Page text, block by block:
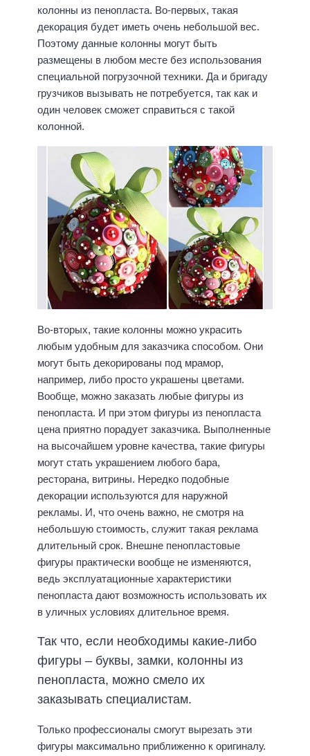
колонны из пенопласта. Во-первых, такая
декорация будет иметь очень небольшой вес.
Поэтому данные колонны могут быть
размещены в любом месте без использования
специальной погрузочной техники. Да и бригаду
грузчиков вызывать не потребуется, так как и
один человек сможет справиться с такой
колонной.
Во-вторых, такие колонны можно украсить
любым удобным для заказчика способом. Они
могут быть декорированы под мрамор,
например, либо просто украшены цветами.
Вообще, можно заказать любые фигуры из
пенопласта. И при этом фигуры из пенопласта
цена приятно порадует заказчика. Выполненные
на высочайшем уровне качества, такие фигуры
могут стать украшением любого бара,
ресторана, витрины. Нередко подобные
декорации используются для наружной
рекламы. И, что очень важно, не смотря на
небольшую стоимость, служит такая реклама
длительный срок. Внешне пенопластовые
фигуры практически вообще не изменяются,
ведь эксплуатационные характеристики
пенопласта дают возможность использовать их
в уличных условиях длительное время.
Так что, если необходимы какие-либо
фигуры – буквы, замки, колонны из
пенопласта, можно смело их
заказывать специалистам.
Только профессионалы смогут вырезать эти
фигуры максимально приближенно к оригиналу.